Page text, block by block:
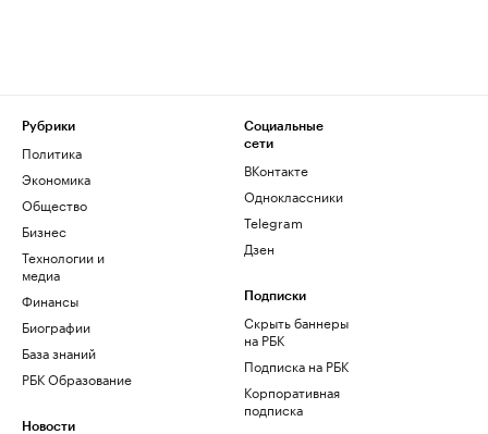
Рубрики
Политика
Экономика
Общество
Бизнес
Технологии и
медиа
Финансы
Биографии
База знаний
РБК Образование
Новости
Социальные
сети
ВКонтакте
Одноклассники
Telegram
Дзен
Подписки
Скрыть баннеры
на РБК
Подписка на РБК
Корпоративная
подписка